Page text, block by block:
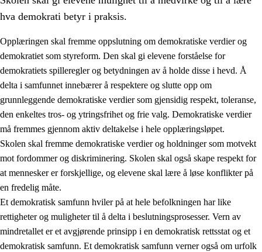
1. Opplæringens verdigrunnlag
1.1 Menneskeverdet
1.2 Identitet og kulturelt mangfold
1.3 Kritisk tenkning og etisk bevissthet
1.4 Skaperglede, engasjement og utforskertrang
1.5 Respekt for naturen og miljøbevissthet
hva demokrati betyr i praksis.
Opplæringen skal fremme oppslutning om demokratiske verdier og
demokratiet som styreform. Den skal gi elevene forståelse for
demokratiets spilleregler og betydningen av å holde disse i hevd. Å
delta i samfunnet innebærer å respektere og slutte opp om
grunnleggende demokratiske verdier som gjensidig respekt, toleranse,
den enkeltes tros- og ytringsfrihet og frie valg. Demokratiske verdier
må fremmes gjennom aktiv deltakelse i hele opplæringsløpet.
Skolen skal fremme demokratiske verdier og holdninger som motvekt
mot fordommer og diskriminering. Skolen skal også skape respekt for
at mennesker er forskjellige, og elevene skal lære å løse konflikter på
en fredelig måte.
Et demokratisk samfunn hviler på at hele befolkningen har like
rettigheter og muligheter til å delta i beslutningsprosesser. Vern av
mindretallet er et avgjørende prinsipp i en demokratisk rettsstat og et
demokratisk samfunn. Et demokratisk samfunn verner også om urfolk